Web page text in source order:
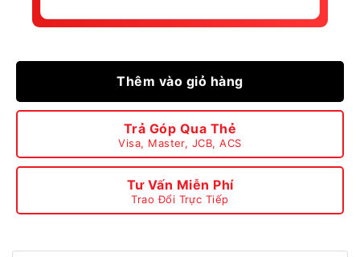
Thêm vào giỏ hàng
Trả Góp Qua Thẻ
Visa, Master, JCB, ACS
Tư Vấn Miễn Phí
Trao Đổi Trực Tiếp